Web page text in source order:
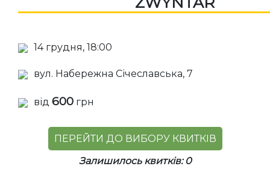
14 грудня, 18:00
вул. Набережна Січеславська, 7
від 600 грн
ПЕРЕЙТИ ДО ВИБОРУ КВИТКІВ
Залишилось квитків: 0